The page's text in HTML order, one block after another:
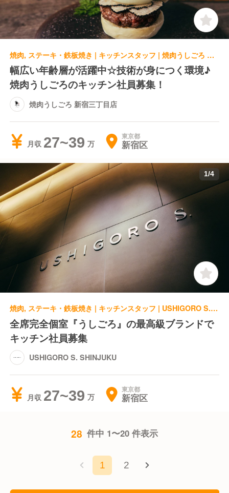
焼肉, ステーキ・鉄板焼き | キッチンスタッフ | 焼肉うしごろ 新宿三丁目店
幅広い年齢層が活躍中☆技術が身につく環境♪
焼肉うしごろのキッチン社員募集！
焼肉うしごろ 新宿三丁目店
月収 27~39 東京都
新宿区
1/4
焼肉, ステーキ・鉄板焼き | キッチンスタッフ | USHIGORO S. SHINJUKU
全席完全個室『うしごろ』の最高級ブランドで
キッチン社員募集
USHIGORO S. SHINJUKU
月収 27~39 東京都
新宿区
28 件中 1〜20 件表示
1 2